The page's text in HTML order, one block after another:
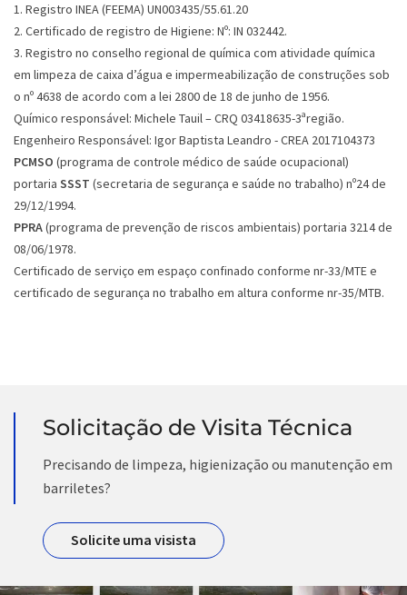
1. Registro INEA (FEEMA) UN003435/55.61.20
2. Certificado de registro de Higiene: Nº: IN 032442.
3. Registro no conselho regional de química com atividade química
em limpeza de caixa d’água e impermeabilização de construções sob
o nº 4638 de acordo com a lei 2800 de 18 de junho de 1956.
Químico responsável: Michele Tauil – CRQ 03418635-3ªregião.
Engenheiro Responsável: Igor Baptista Leandro - CREA 2017104373
PCMSO (programa de controle médico de saúde ocupacional)
portaria SSST (secretaria de segurança e saúde no trabalho) nº24 de
29/12/1994.
PPRA(programa de prevenção de riscos ambientais) portaria 3214 de
08/06/1978.
Certificado de serviço em espaço confinado conforme nr-33/MTE e
certificado de segurança no trabalho em altura conforme nr-35/MTB.
Solicitação de Visita Técnica
Precisando de limpeza, higienização ou manutenção em
barriletes?
Solicite uma visista